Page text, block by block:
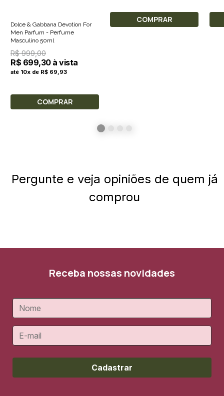
Dolce & Gabbana Devotion For
Men Parfum - Perfume
Masculino 50ml
R$ 999,00
R$ 699,30 à vista
até 10x de R$ 69,93
COMPRAR
COMPRAR
Pergunte e veja opiniões de quem já
comprou
Receba nossas novidades
Cadastrar